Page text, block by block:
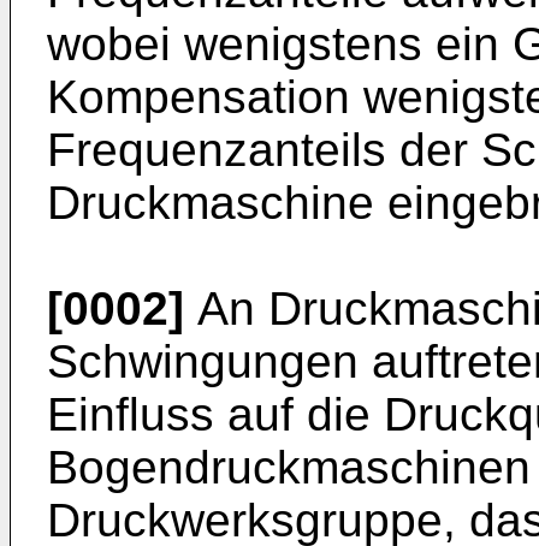
wobei wenigstens ein
Kompensation
Frequenzanteils der
Druckmaschine
[0002] An
Schwingungen
Einfluss auf die
Druckwerksgruppe,